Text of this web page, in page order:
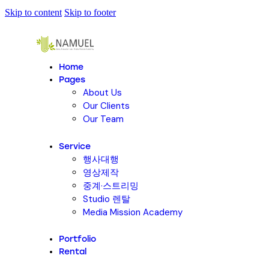
Skip to content Skip to footer
Home
Pages
About Us
Our Clients
Our Team
Service
행사대행
영상제작
중계·스트리밍
Studio 렌탈
Media Mission Academy
Portfolio
Rental